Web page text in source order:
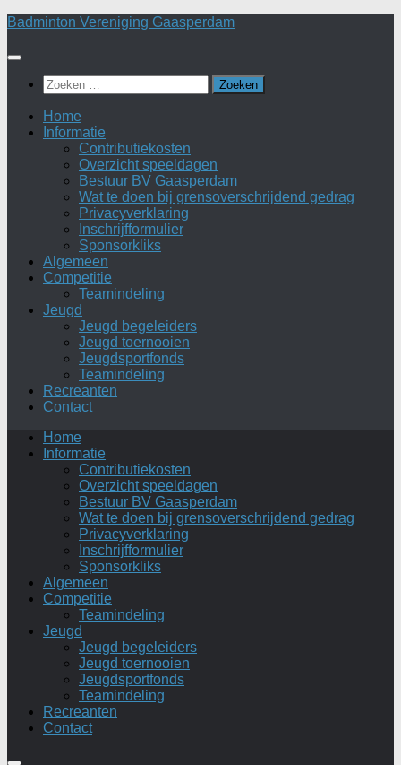
Doorgaan
inhoud
Badminton Vereniging Gaasperdam
Zoeken
naar:
Home
Informatie
Contributiekosten
Overzicht speeldagen
Bestuur BV Gaasperdam
Wat te doen bij grensoverschrijdend gedrag
Privacyverklaring
Inschrijfformulier
Sponsorkliks
Algemeen
Competitie
Teamindeling
Jeugd
Jeugd begeleiders
Jeugd toernooien
Jeugdsportfonds
Teamindeling
Recreanten
Contact
Home
Informatie
Contributiekosten
Overzicht speeldagen
Bestuur BV Gaasperdam
Wat te doen bij grensoverschrijdend gedrag
Privacyverklaring
Inschrijfformulier
Sponsorkliks
Algemeen
Competitie
Teamindeling
Jeugd
Jeugd begeleiders
Jeugd toernooien
Jeugdsportfonds
Teamindeling
Recreanten
Contact